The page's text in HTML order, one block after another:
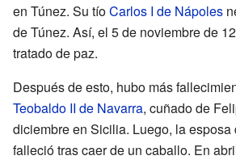
en Túnez. Su tíoCarlos I de Nápoles
de Túnez. Así, el 5 de noviembre de
tratado de paz.
Después de esto, hubo más
Teobaldo II de Navarra, cuñado de
diciembre en Sicilia. Luego, la esposa
falleció tras caer de un caballo. En